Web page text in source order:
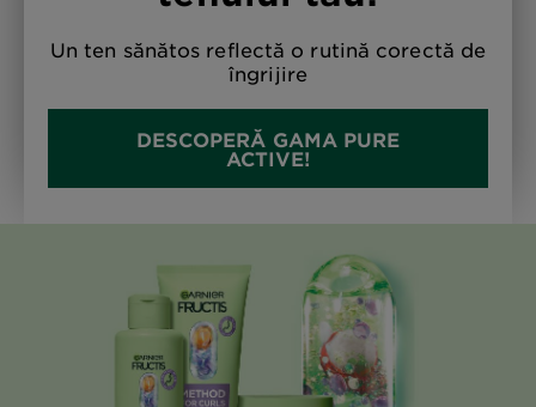
Un ten sănătos reflectă o rutină corectă de
îngrijire
DESCOPERĂ GAMA PURE
ACTIVE!